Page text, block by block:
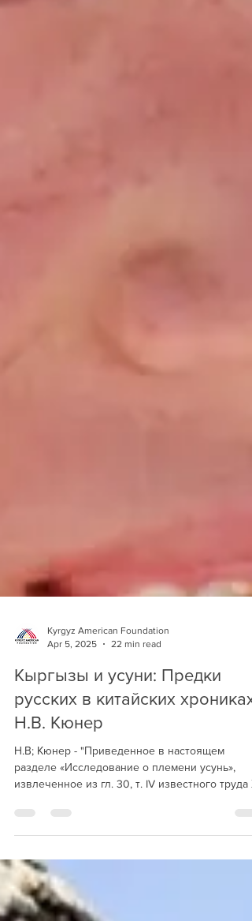
Kyrgyz American Foundation
Apr 5, 2025
22 min read
Кыргызы и усуни: Предки
русских в китайских хрониках
Н.В. Кюнер
Н.В; Кюнер - "Приведенное в настоящем
разделе «Исследование о племени усунь»,
извлеченное из гл. 30, т. IV известного труда
Цю-тао...